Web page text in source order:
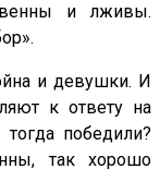
и лживы.
и девушки. И
к ответу на
победили?
так хорошо